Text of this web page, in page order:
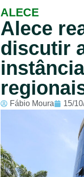
Principal
Notícias
Programação
Equipe
Contato
Sobre
ALECE
Alece
discutir
Fábio Moura 15/